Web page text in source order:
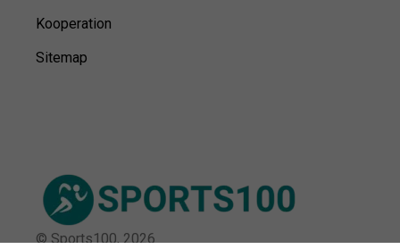
Kooperation
Sitemap
© Sports100,2026